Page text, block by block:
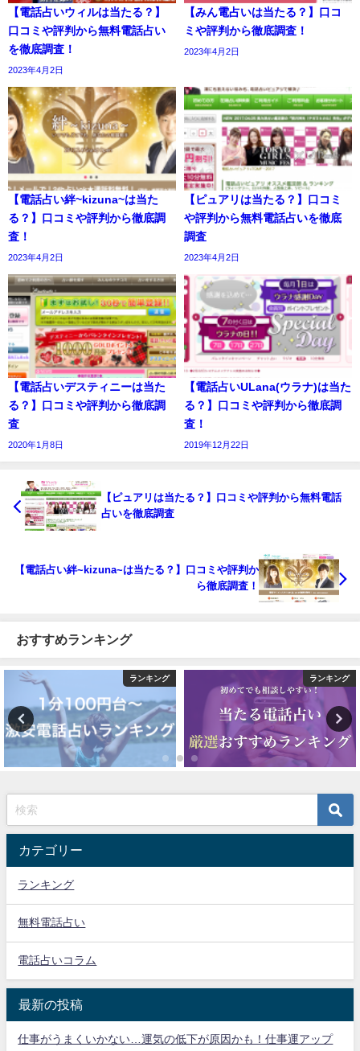
【電話占いウィルは当たる？】
口コミや評判から無料電話占い
を徹底調査！
2023年4月2日
【みん電占いは当たる？】口コ
ミや評判から徹底調査！
2023年4月2日
【電話占い絆~kizuna~は当た
る？】口コミや評判から徹底調
査！
2023年4月2日
【ピュアリは当たる？】口コミ
や評判から無料電話占いを徹底
調査
2023年4月2日
【電話占いデスティニーは当た
る？】口コミや評判から徹底調
査
2020年1月8日
【電話占いULana(ウラナ)は当た
る？】口コミや評判から徹底調
査！
2019年12月22日
【ピュアリは当たる？】口コミや評判から無料電話
占いを徹底調査
【電話占い絆~kizuna~は当たる？】口コミや評判か
ら徹底調査！
おすすめランキング
ランキング ランキング
カテゴリー
ランキング
無料電話占い
電話占いコラム
最新の投稿
仕事がうまくいかない…運気の低下が原因かも！仕事運アップ